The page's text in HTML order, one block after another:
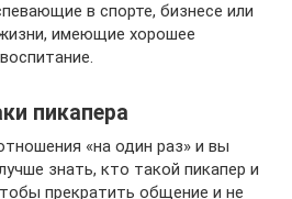
в спорте, бизнесе или
имеющие хорошее
пикапера
«на один раз» и вы
знать, кто такой пикапер и
прекратить общение и не